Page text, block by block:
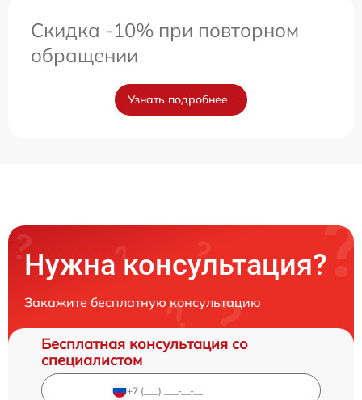
Скидка -10% при повторном
обращении
Узнать подробнее
Нужна консультация?
Закажите бесплатную консультацию
Бесплатная консультация со
специалистом